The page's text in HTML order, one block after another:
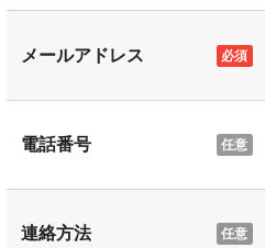
メールアドレス
電話番号
連絡方法